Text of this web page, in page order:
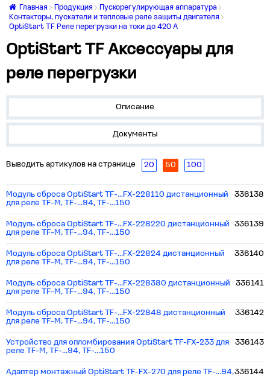
Главная Продукция
Пускорегулирующая аппаратура
Контакторы, пускатели и тепловые реле защиты двигателя
OptiStart TF Реле перегрузки на токи до 420 А
OptiStart TF Аксессуары для
реле перегрузки
Описание
Документы
Выводить артикулов на странице 20 50 100
Модуль сброса OptiStart TF-...FX-228110 дистанционный
для реле TF-M, TF-...94, TF-...150
336138
Модуль сброса OptiStart TF-...FX-228220 дистанционный
для реле TF-M, TF-...94, TF-...150
336139
Модуль сброса OptiStart TF-...FX-22824 дистанционный
для реле TF-M, TF-...94, TF-...150
336140
Модуль сброса OptiStart TF-...FX-228380 дистанционный
для реле TF-M, TF-...94, TF-...150
336141
Модуль сброса OptiStart TF-...FX-22848 дистанционный
для реле TF-M, TF-...94, TF-...150
336142
Устройство для опломбирования OptiStart TF-FX-233 для
реле TF-M, TF-...94, TF-...150
336143
Адаптер монтажный OptiStart TF-FX-270 для реле TF-...94,336144